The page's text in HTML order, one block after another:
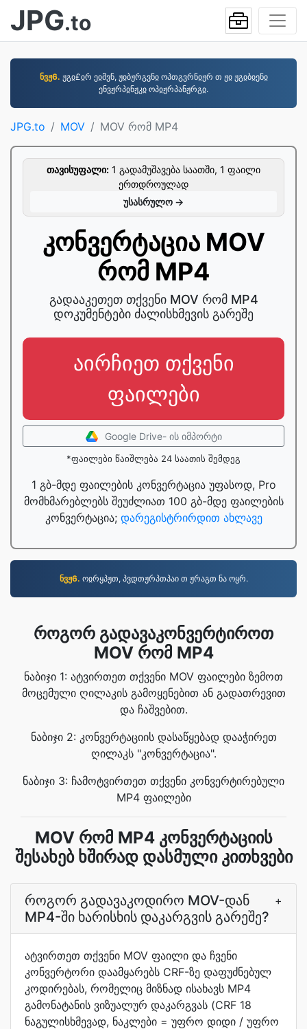
JPG.to
ნვჟ6. ჟგჲ£ჲრ ეჲმვნ, ჟჲბჟრგვნჲ ოპთგვრნჲჟრ თ ჟჲ ჟგჲბჲენჲ
ენვჟრპჲნჟკჲ ოპჲჟრპანჟრგჲ.
JPG.to MOV MOV რომ MP4
თავისუფალი: 1 გადამუშავება საათში, 1 ფაილი
ერთდროულად
უსასრულო →
კონვერტაცია MOV
რომ MP4
გადააკეთეთ თქვენი MOV რომ MP4
დოკუმენტები ძალისხმევის გარეშე
აირჩიეთ თქვენი
ფაილები
Google Drive- ის იმპორტი
*ფაილები წაიშლება 24 საათის შემდეგ
1 გბ-მდე ფაილების კონვერტაცია უფასოდ, Pro
მომხმარებლებს შეუძლიათ 100 გბ-მდე ფაილების
კონვერტაცია; დარეგისტრირდით ახლავე
ნვჟ6. ოჲრყპჟთ, პვდთჟრპთპაი თ ჟრაგთ ნა ოყრ.
როგორ გადავაკონვერტიროთ
MOV რომ MP4
ნაბიჯი 1: ატვირთეთ თქვენი MOV ფაილები ზემოთ
მოცემული ღილაკის გამოყენებით ან გადათრევით
და ჩაშვებით.
ნაბიჯი 2: კონვერტაციის დასაწყებად დააჭირეთ
ღილაკს "კონვერტაცია".
ნაბიჯი 3: ჩამოტვირთეთ თქვენი კონვერტირებული
MP4 ფაილები
MOV რომ MP4 კონვერტაციის
შესახებ ხშირად დასმული კითხვები
როგორ გადავაკოდირო MOV-დან
MP4-ში ხარისხის დაკარგვის გარეშე?
+
ატვირთეთ თქვენი MOV ფაილი და ჩვენი
კონვერტორი დაამყარებს CRF-ზე დაფუძნებულ
კოდირებას, რომელიც მიზნად ისახავს MP4
გამონატანის ვიზუალურ დაკარგვას (CRF 18
ნაგულისხმევად, ნაკლები = უფრო დიდი / უფრო